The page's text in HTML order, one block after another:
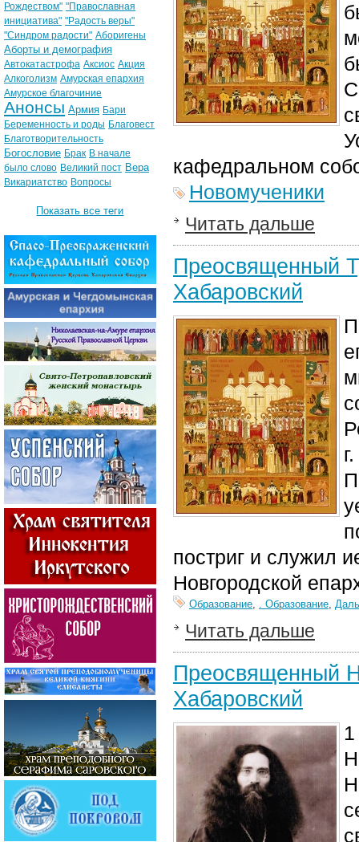
кафедральном
Новомученики
Читать дальше
Преосвященный
Хабаровский
постриг и служил
Новгородской
Образование, . Образование,
Читать дальше
Преосвященный
Хабаровский
Рождеством" "Православная
инициатива" "Радость веры"
"Синдром радости" Аборигены
Аборты и демография
Автокатастрофа Аксиос Акция
Алкоголизм Амурская епархия
Амурское благочиние
Анонсы Армия Бари
Беременность и роды Благовест
Благотворительность
Богословие Брак В начале
было слово Великий пост Вера
Викариатство Вопросы
Показать все теги